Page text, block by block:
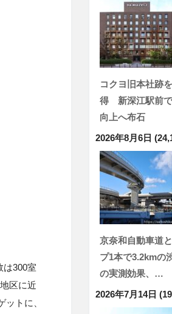
は300室
区に近
トに、
コクヨ旧本社跡
得 新深江駅前で
向上へ布石
2026年8月6日
京奈和自動車道
プ1本で3.2kmの
の実測効果、…
2026年7月14日